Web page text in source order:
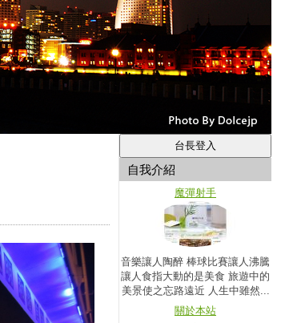
自我介紹
魔彈射手
音樂讓人陶醉 棒球比賽讓人沸騰
讓人食指大動的是美食 旅遊中的
美景使之忘路遠近 人生中雖然...
關於本站